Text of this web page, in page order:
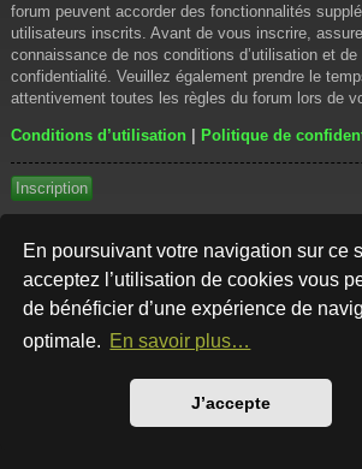
En poursuivant votre navigation sur ce
acceptez l’utilisation de cookies vous
de bénéficier d’une expérience de
optimale. En savoir plus…
J’accepte
forum peuvent accorder des fonctionnalités
utilisateurs inscrits. Avant de vous inscrire,
connaissance de nos conditions d’utilisation et
confidentialité. Veuillez également prendre le
attentivement toutes les règles du forum lors de
Conditions d’utilisation | Politique de
Inscription
Accueil du forum
Développé parphpBB® Forum Software ©
Style par
Traduction française officielle